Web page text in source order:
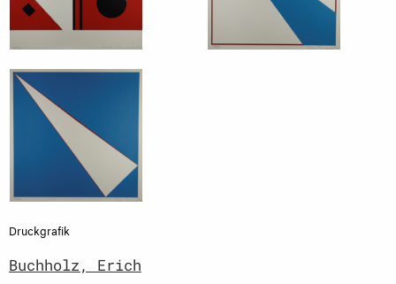
Druckgrafik
Buchholz, Erich